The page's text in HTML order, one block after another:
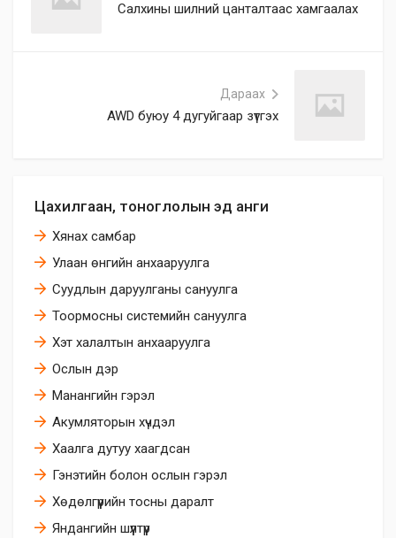
Цахилгаан, тоноглолын эд анги
Хянах самбар
Улаан өнгийн анхааруулга
Суудлын даруулганы сануулга
Тоормосны системийн сануулга
Хэт халалтын анхааруулга
Ослын дэр
Манангийн гэрэл
Акумляторын хүчдэл
Хаалга дутуу хаагдсан
Гэнэтийн болон ослын гэрэл
Хөдөлгүүрийн тосны даралт
Яндангийн шүүлтүүр
Салхины шилний цанталтаас хамгаалах
Дараах
AWD буюу 4 дугуйгаар зүтгэх